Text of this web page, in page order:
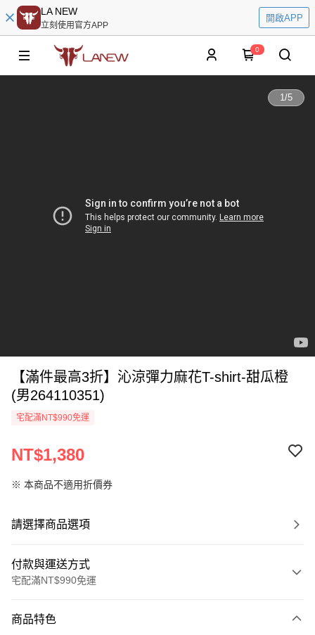
LA NEW
立刻使用官方APP
開啟APP
0
1/5
【滿件最高3折】沁涼彈力麻花T-shirt-甜瓜橙
(男264110351)
宅配滿NT$990免運
NT$1,380
※ 本商品不適用折價券
請選擇商品選項
付款與運送方式
宅配滿NT$990免運
信用卡一次付款
商品特色